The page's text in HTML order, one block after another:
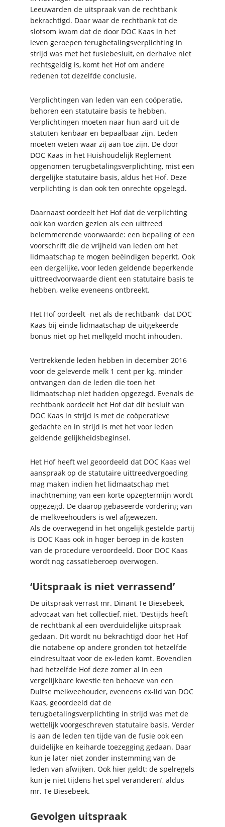
Leeuwarden de uitspraak van de rechtbank
bekrachtigd. Daar waar de rechtbank tot de
slotsom kwam dat de door DOC Kaas in het
leven geroepen terugbetalingsverplichting in
strijd was met het fusiebesluit, en derhalve niet
rechtsgeldig is, komt het Hof om andere
redenen tot dezelfde conclusie.
Verplichtingen van leden van een coöperatie,
behoren een statutaire basis te hebben.
Verplichtingen moeten naar hun aard uit de
statuten kenbaar en bepaalbaar zijn. Leden
moeten weten waar zij aan toe zijn. De door
DOC Kaas in het Huishoudelijk Reglement
opgenomen terugbetalingsverplichting, mist een
dergelijke statutaire basis, aldus het Hof. Deze
verplichting is dan ook ten onrechte opgelegd.
Daarnaast oordeelt het Hof dat de verplichting
ook kan worden gezien als een uittreed
belemmerende voorwaarde: een bepaling of een
voorschrift die de vrijheid van leden om het
lidmaatschap te mogen beëindigen beperkt. Ook
een dergelijke, voor leden geldende beperkende
uittreedvoorwaarde dient een statutaire basis te
hebben, welke eveneens ontbreekt.
Het Hof oordeelt -net als de rechtbank- dat DOC
Kaas bij einde lidmaatschap de uitgekeerde
bonus niet op het melkgeld mocht inhouden.
Vertrekkende leden hebben in december 2016
voor de geleverde melk 1 cent per kg. minder
ontvangen dan de leden die toen het
lidmaatschap niet hadden opgezegd. Evenals de
rechtbank oordeelt het Hof dat dit besluit van
DOC Kaas in strijd is met de coöperatieve
gedachte en in strijd is met het voor leden
geldende gelijkheidsbeginsel.
Het Hof heeft wel geoordeeld dat DOC Kaas wel
aanspraak op de statutaire uittreedvergoeding
mag maken indien het lidmaatschap met
inachtneming van een korte opzegtermijn wordt
opgezegd. De daarop gebaseerde vordering van
de melkveehouders is wel afgewezen.
Als de overwegend in het ongelijk gestelde partij
is DOC Kaas ook in hoger beroep in de kosten
van de procedure veroordeeld. Door DOC Kaas
wordt nog cassatieberoep overwogen.
‘Uitspraak is niet verrassend’
De uitspraak verrast mr. Dinant Te Biesebeek,
advocaat van het collectief, niet. ‘Destijds heeft
de rechtbank al een overduidelijke uitspraak
gedaan. Dit wordt nu bekrachtigd door het Hof
die notabene op andere gronden tot hetzelfde
eindresultaat voor de ex-leden komt. Bovendien
had hetzelfde Hof deze zomer al in een
vergelijkbare kwestie ten behoeve van een
Duitse melkveehouder, eveneens ex-lid van DOC
Kaas, geoordeeld dat de
terugbetalingsverplichting in strijd was met de
wettelijk voorgeschreven statutaire basis. Verder
is aan de leden ten tijde van de fusie ook een
duidelijke en keiharde toezegging gedaan. Daar
kun je later niet zonder instemming van de
leden van afwijken. Ook hier geldt: de spelregels
kun je niet tijdens het spel veranderen’, aldus
mr. Te Biesebeek.
Gevolgen uitspraak